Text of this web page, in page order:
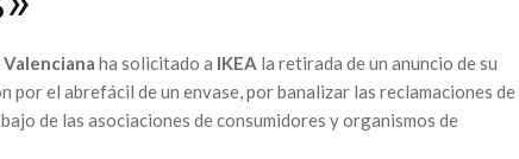
ha solicitado a IKEA la retirada de un anuncio de su
por el abrefácil de un envase, por banalizar las reclamaciones de
de las asociaciones de consumidores y organismos de